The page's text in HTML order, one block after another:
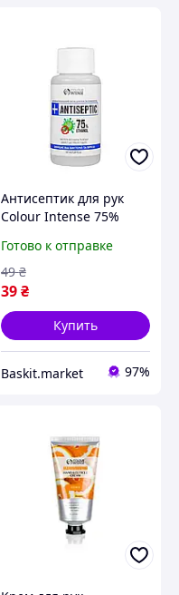
Антисептик для рук
Colour Intense 75%
Готово к отправке
39₴
49 ₴
Купить
Baskit.market 97%